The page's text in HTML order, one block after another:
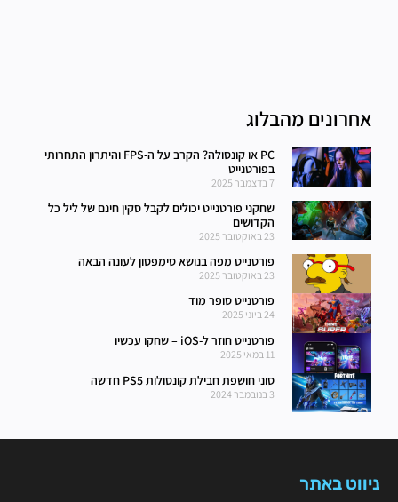
אחרונים מהבלוג
PC או קונסולה? הקרב על ה-FPS והיתרון התחרותי
בפורטנייט
7 בדצמבר 2025
שחקני פורטנייט יכולים לקבל סקין חינם של ליל כל
הקדושים
23 באוקטובר 2025
פורטנייט מפה בנושא סימפסון לעונה הבאה
23 באוקטובר 2025
פורטנייט סופר מוד
24 ביוני 2025
פורטנייט חוזר ל-iOS – שחקו עכשיו
11 במאי 2025
סוני חושפת חבילת קונסולות PS5 חדשה
3 בנובמבר 2024
ניווט באתר